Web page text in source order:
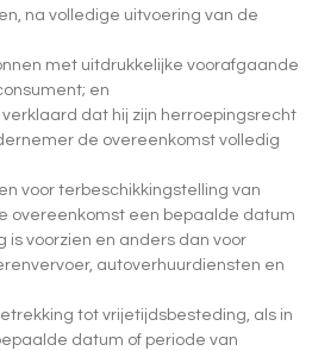
na volledige uitvoering van de
met uitdrukkelijke voorafgaande
en
dat hij zijn herroepingsrecht
de overeenkomst volledig
voor terbeschikkingstelling van
overeenkomst een bepaalde datum
is voorzien en anders dan voor
autoverhuurdiensten en
tot vrijetijdsbesteding, als in
datum of periode van